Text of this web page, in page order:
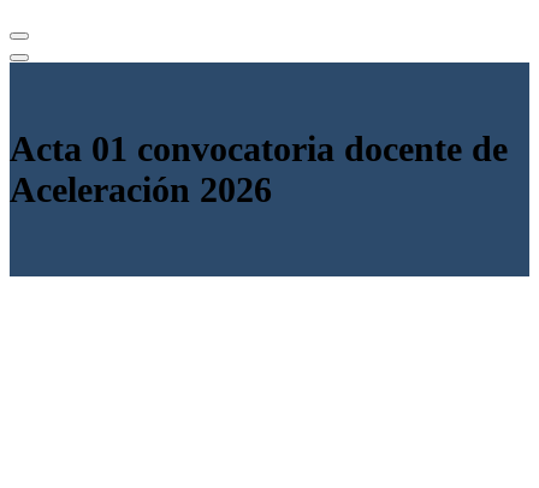
Acta 01 convocatoria docente de
Aceleración 2026